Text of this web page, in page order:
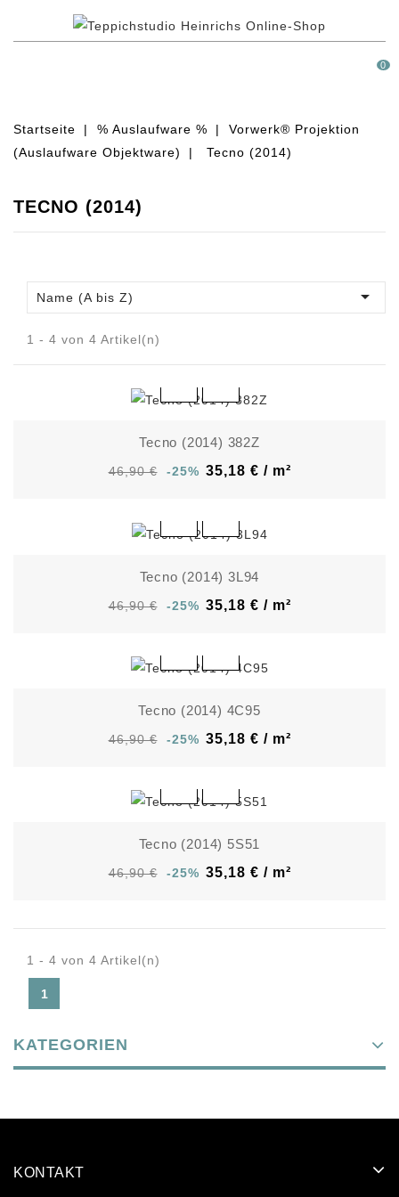
0
Startseite % Auslaufware %
Vorwerk® Projektion
(Auslaufware Objektware)
Tecno (2014)
TECNO (2014)
Name (A bis Z) 
1 - 4 von 4 Artikel(n)
Tecno (2014) 382Z
46,90 € -25% 35,18 € / m²
Tecno (2014) 3L94
46,90 € -25% 35,18 € / m²
Tecno (2014) 4C95
46,90 € -25% 35,18 € / m²
Tecno (2014) 5S51
46,90 € -25% 35,18 € / m²
1 - 4 von 4 Artikel(n)
1
KATEGORIEN
KONTAKT